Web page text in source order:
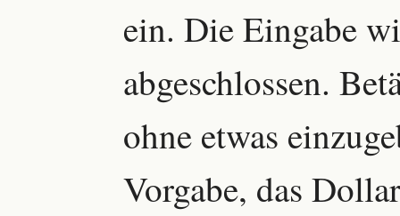
ein. Die Eingabe
abgeschlossen.
ohne etwas
Vorgabe, das